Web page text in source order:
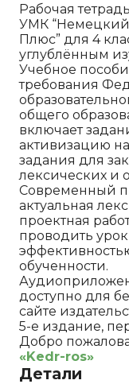
Рабочая
УМК “Немецкий
Плюс” для 4
углублённым
Учебное
требования
общего
включает
активизацию
задания для
лексических и
Современный
актуальная
проектная
проводить
обученности.
доступно для
сайте
5-е издание,
Добро
«Kedr-ros»
Детали